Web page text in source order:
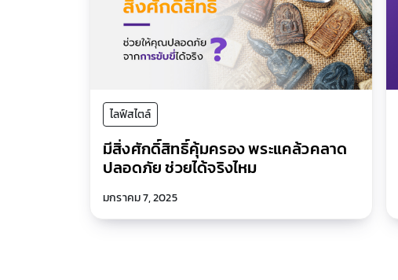
ไลฟ์สไตล์
มีสิ่งศักดิ์สิทธิ์คุ้มครอง พระแคล้วคลาด
ปลอดภัย ช่วยได้จริงไหม
มกราคม 7, 2025